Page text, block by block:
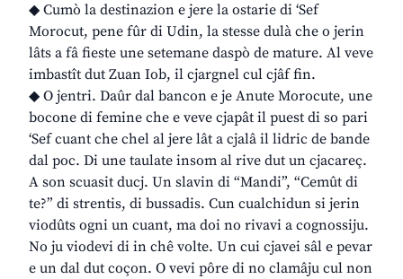
◆ Cumò la destinazion e jere la ostarie di ‘Sef
Morocut, pene fûr di Udin, la stesse dulà che o jerin
lâts a fâ fieste une setemane daspò de mature. Al veve
imbastît dut Zuan Iob, il cjargnel cul cjâf fin.
◆ O jentri. Daûr dal bancon e je Anute Morocute, une
bocone di femine che e veve cjapât il puest di so pari
‘Sef cuant che chel al jere lât a cjalâ il lidric de bande
dal poc. Di une taulate insom al rive dut un cjacareç.
A son scuasit ducj. Un slavin di “Mandi”, “Cemût di
te?” di strentis, di bussadis. Cun cualchidun si jerin
viodûts ogni un cuant, ma doi no rivavi a cognossiju.
No ju viodevi di in chê volte. Un cui cjavei sâl e pevar
e un dal dut coçon. O vevi pôre di no clamâju cul non